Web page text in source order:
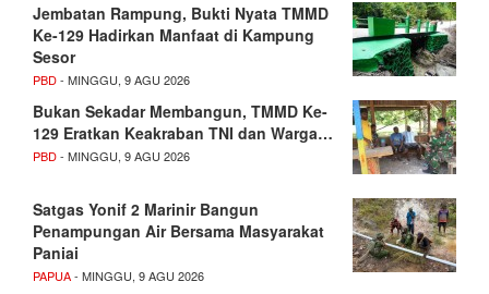
Jembatan Rampung, Bukti Nyata TMMD
Ke-129 Hadirkan Manfaat di Kampung
Sesor
PBD- MINGGU, 9 AGU 2026
Bukan Sekadar Membangun, TMMD Ke-
129 Eratkan Keakraban TNI dan Warga…
PBD- MINGGU, 9 AGU 2026
Satgas Yonif 2 Marinir Bangun
Penampungan Air Bersama Masyarakat
Paniai
PAPUA- MINGGU, 9 AGU 2026